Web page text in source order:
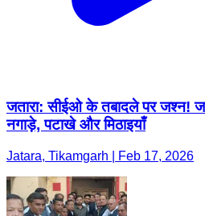
जतारा: सीईओ के तबादले पर जश्न!
नगाड़े, पटाखे और मिठाइयाँ
Jatara, Tikamgarh | Feb 17, 2026